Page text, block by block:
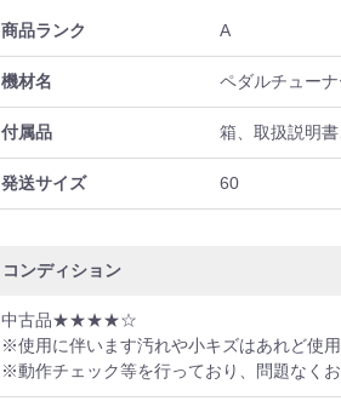
商品ランク A
機材名 ペダルチューナ
付属品 箱、取扱説明
発送サイズ 60
コンディション
中古品★★★★☆
※使用に伴います汚れや小キズはあれど使用
※動作チェック等を行っており、問題なく